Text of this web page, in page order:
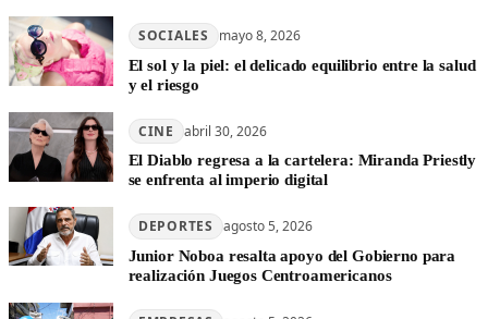
SOCIALES mayo 8, 2026
El sol y la piel: el delicado equilibrio entre la salud
y el riesgo
CINE abril 30, 2026
El Diablo regresa a la cartelera: Miranda Priestly
se enfrenta al imperio digital
DEPORTES agosto 5, 2026
Junior Noboa resalta apoyo del Gobierno para
realización Juegos Centroamericanos